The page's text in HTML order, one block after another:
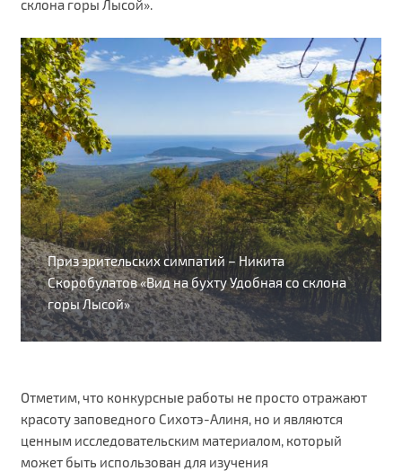
склона горы Лысой».
Приз зрительских симпатий – Никита
Скоробулатов «Вид на бухту Удобная со склона
горы Лысой»
Отметим, что конкурсные работы не просто отражают
красоту заповедного Сихотэ-Алиня, но и являются
ценным исследовательским материалом, который
может быть использован для изучения